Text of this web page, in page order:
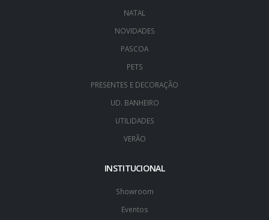
NATAL
NOVIDADES
PASCOA
PETS
PRESENTES E DECORAÇÃO
UD. BANHEIRO
UTILIDADES
VERÃO
INSTITUCIONAL
Showroom
Eventos